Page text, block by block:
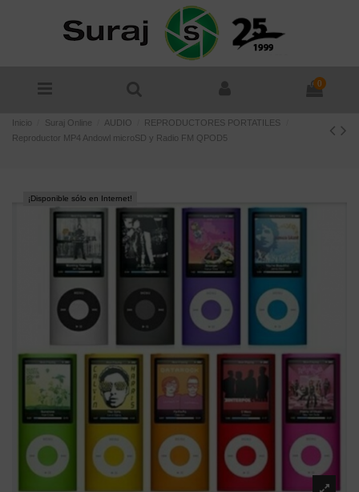
0
Inicio Suraj Online AUDIO
REPRODUCTORES PORTATILES
Reproductor MP4 Andowl microSD y Radio FM QPOD5
¡Disponible sólo en Internet!